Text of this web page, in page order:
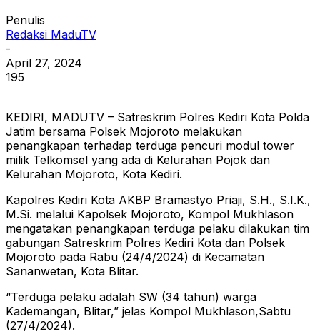
Penulis
Redaksi MaduTV
-
April 27, 2024
195
KEDIRI, MADUTV – Satreskrim Polres Kediri Kota Polda
Jatim bersama Polsek Mojoroto melakukan
penangkapan terhadap terduga pencuri modul tower
milik Telkomsel yang ada di Kelurahan Pojok dan
Kelurahan Mojoroto, Kota Kediri.
Kapolres Kediri Kota AKBP Bramastyo Priaji, S.H., S.I.K.,
M.Si. melalui Kapolsek Mojoroto, Kompol Mukhlason
mengatakan penangkapan terduga pelaku dilakukan tim
gabungan Satreskrim Polres Kediri Kota dan Polsek
Mojoroto pada Rabu (24/4/2024) di Kecamatan
Sananwetan, Kota Blitar.
“Terduga pelaku adalah SW (34 tahun) warga
Kademangan, Blitar,” jelas Kompol Mukhlason,Sabtu
(27/4/2024).